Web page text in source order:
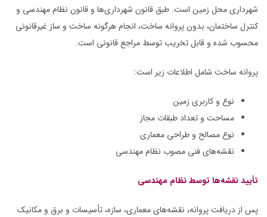
شهرداری محل زمین است. طبق قانون شهرداری‌ها و قانون نظام مهندسی و
کنترل ساختمان، بدون پروانه ساخت، انجام هرگونه ساخت و ساز غیرقانونی
محسوب شده و قابل تخریب توسط مراجع قانونی است.
پروانه ساخت شامل اطلاعات زیر است:
نوع و کاربری زمین
مساحت و تعداد طبقات مجاز
نوع مصالح و طراحی معماری
نقشه‌های فنی مصوب نظام مهندسی
تأیید نقشه‌ها توسط نظام مهندسی
پس از دریافت پروانه، نقشه‌های معماری، سازه، تأسیسات و برق و مکانیک